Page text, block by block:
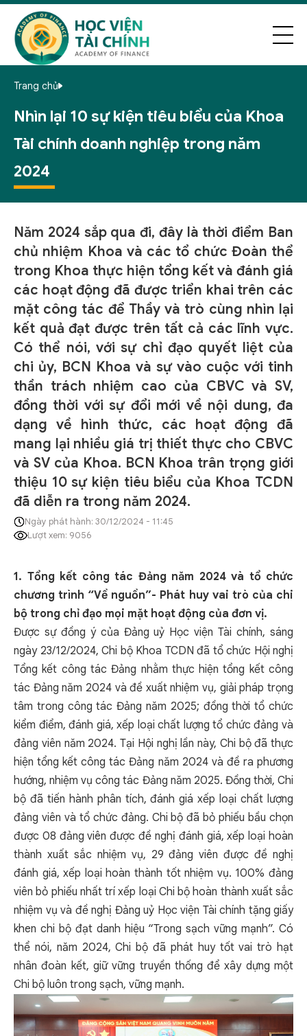
Trang chủ
Nhìn lại 10 sự kiện tiêu biểu của Khoa
Tài chính doanh nghiệp trong năm
2024
Năm 2024 sắp qua đi, đây là thời điểm Ban
chủ nhiệm Khoa và các tổ chức Đoàn thể
trong Khoa thực hiện tổng kết và đánh giá
các hoạt động đã được triển khai trên các
mặt công tác để Thầy và trò cùng nhìn lại
kết quả đạt được trên tất cả các lĩnh vực.
Có thể nói, với sự chỉ đạo quyết liệt của
chi ủy, BCN Khoa và sự vào cuộc với tinh
thần trách nhiệm cao của CBVC và SV,
đồng thời với sự đổi mới về nội dung, đa
dạng về hình thức, các hoạt động đã
mang lại nhiều giá trị thiết thực cho CBVC
và SV của Khoa. BCN Khoa trân trọng giới
thiệu 10 sự kiện tiêu biểu của Khoa TCDN
đã diễn ra trong năm 2024.
Ngày phát hành: 30/12/2024 - 11:45
Lượt xem: 9056
1. Tổng kết công tác Đảng năm 2024 và tổ chức
chương trình “Về nguồn”- Phát huy vai trò của chi
bộ trong chỉ đạo mọi mặt hoạt động của đơn vị.
Được sự đồng ý của Đảng uỷ Học viện Tài chính, sáng
ngày 23/12/2024, Chi bộ Khoa TCDN đã tổ chức Hội nghị
Tổng kết công tác Đảng nhằm thực hiện tổng kết công
tác Đảng năm 2024 và đề xuất nhiệm vụ, giải pháp trọng
tâm trong công tác Đảng năm 2025; đồng thời tổ chức
kiểm điểm, đánh giá, xếp loại chất lượng tổ chức đảng và
đảng viên năm 2024. Tại Hội nghị lần này, Chi bộ đã thực
hiện tổng kết công tác Đảng năm 2024 và đề ra phương
hướng, nhiệm vụ công tác Đảng năm 2025. Đồng thời, Chi
bộ đã tiến hành phân tích, đánh giá xếp loại chất lượng
đảng viên và tổ chức đảng. Chi bộ đã bỏ phiếu bầu chọn
được 08 đảng viên được đề nghị đánh giá, xếp loại hoàn
thành xuất sắc nhiệm vụ, 29 đảng viên được đề nghị
đánh giá, xếp loại hoàn thành tốt nhiệm vụ. 100% đảng
viên bỏ phiếu nhất trí xếp loại Chi bộ hoàn thành xuất sắc
nhiệm vụ và đề nghị Đảng uỷ Học viện Tài chính tặng giấy
khen chi bộ đạt danh hiệu “Trong sạch vững mạnh”. Có
thể nói, năm 2024, Chi bộ đã phát huy tốt vai trò hạt
nhân đoàn kết, giữ vững truyền thống để xây dựng một
Chi bộ luôn trong sạch, vững mạnh.